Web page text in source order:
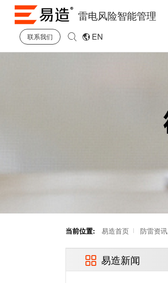
雷电风险智能管理
联系我们 EN
当前位置: 易造首页 防雷资讯
易造新闻